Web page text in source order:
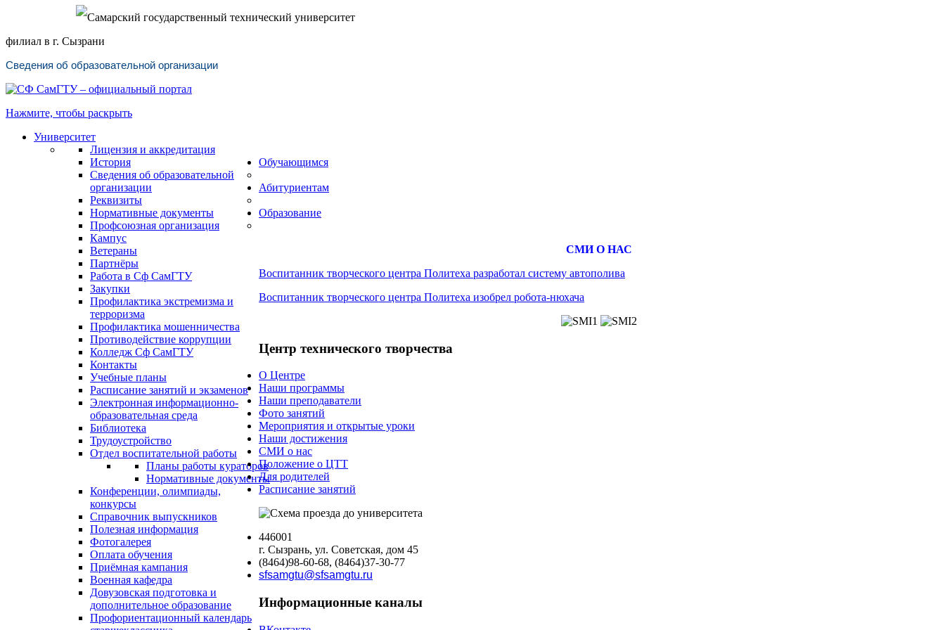
Самарский государственный технический университет
филиал в г. Сызрани
Сведения об образовательной организации
Нажмите, чтобы раскрыть
Университет
Лицензия и аккредитация
История
Сведения об образовательной
организации
Реквизиты
Нормативные документы
Профсоюзная организация
Кампус
Ветераны
Партнёры
Работа в Сф СамГТУ
Закупки
Профилактика экстремизма и
терроризма
Профилактика мошенничества
Противодействие коррупции
Колледж Сф СамГТУ
Контакты
Обучающимся
Учебные планы
Расписание занятий и экзаменов
Электронная информационно-
образовательная среда
Библиотека
Трудоустройство
Отдел воспитательной работы
Планы работы кураторов
Нормативные документы
Конференции, олимпиады,
конкурсы
Справочник выпускников
Полезная информация
Фотогалерея
Оплата обучения
Абитуриентам
Приёмная кампания
Военная кафедра
Довузовская подготовка и
дополнительное образование
Профориентационный календарь
Образование
СМИ О НАС
Воспитанник творческого центра Политеха разработал систему автополива
Воспитанник творческого центра Политеха изобрел робота-нюхача
Центр технического творчества
О Центре
Наши программы
Наши преподаватели
Фото занятий
Мероприятия и открытые уроки
Наши достижения
СМИ о нас
Положение о ЦТТ
Для родителей
Расписание занятий
446001
г. Сызрань, ул. Советская, дом 45
(8464)98-60-68, (8464)37-30-77
sfsamgtu@sfsamgtu.ru
Информационные каналы